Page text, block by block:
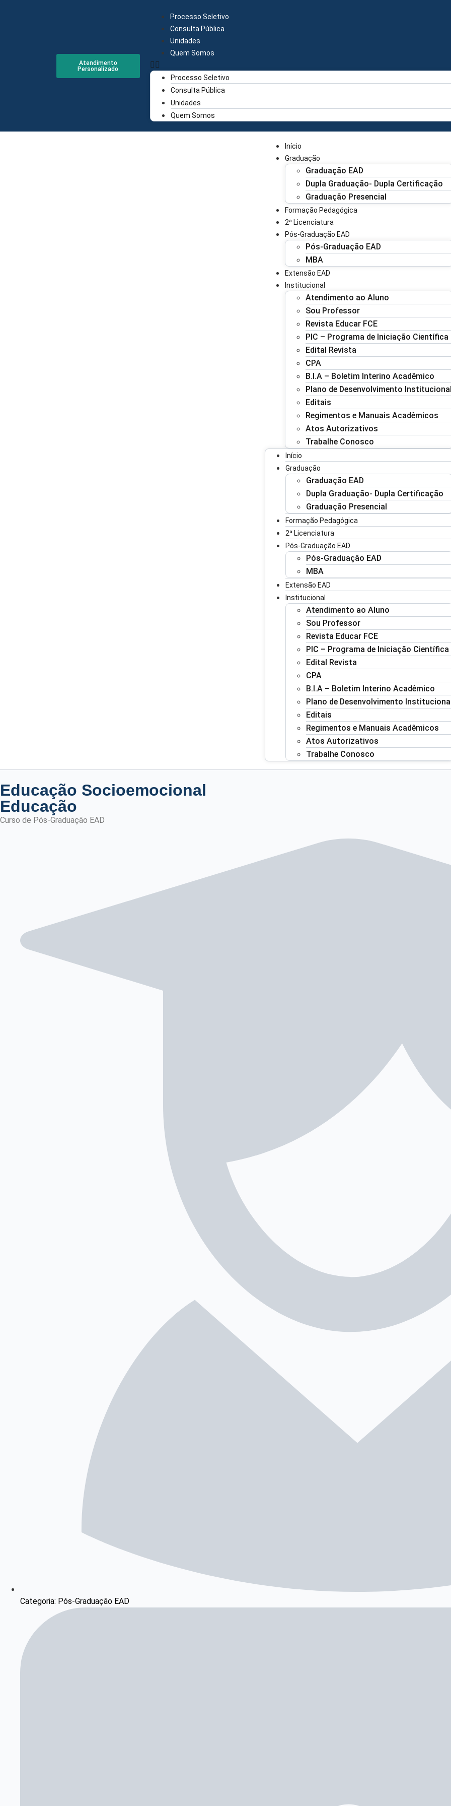
Atendimento
Personalizado
Processo Seletivo
Consulta Pública
Unidades
Quem Somos
Processo Seletivo
Consulta Pública
Unidades
Quem Somos
Início
Graduação
Graduação EAD
Dupla Graduação- Dupla Certificação
Graduação Presencial
Formação Pedagógica
2ª Licenciatura
Pós-Graduação EAD
Pós-Graduação EAD
MBA
Extensão EAD
Institucional
Atendimento ao Aluno
Sou Professor
Revista Educar FCE
PIC – Programa de Iniciação Científica
Edital Revista
CPA
B.I.A – Boletim Interino Acadêmico
Plano de Desenvolvimento
Editais
Regimentos e Manuais Acadêmicos
Atos Autorizativos
Trabalhe Conosco
Início
Graduação
Graduação EAD
Dupla Graduação- Dupla Certificação
Graduação Presencial
Formação Pedagógica
2ª Licenciatura
Pós-Graduação EAD
Pós-Graduação EAD
MBA
Extensão EAD
Institucional
Atendimento ao Aluno
Sou Professor
Revista Educar FCE
PIC – Programa de Iniciação Científica
Edital Revista
CPA
B.I.A – Boletim Interino Acadêmico
Plano de Desenvolvimento
Editais
Regimentos e Manuais Acadêmicos
Atos Autorizativos
Trabalhe Conosco
Educação Socioemocional
Educação
Curso de Pós-Graduação EAD
Categoria: Pós-Graduação EAD